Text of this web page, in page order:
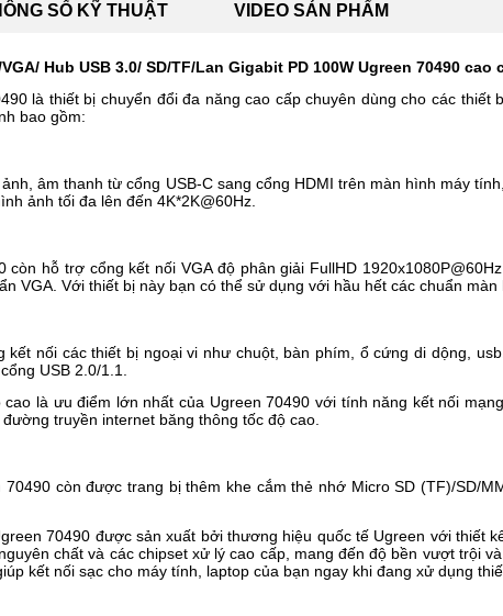
SỐ KỸ THUẬT VIDEO SẢN PHẨM
Hub USB 3.0/ SD/TF/Lan Gigabit PD 100W Ugreen 70490 cao
là thiết bị chuyển đổi đa năng cao cấp chuyên dùng cho các
bao gồm:
âm thanh từ cổng USB-C sang cổng HDMI trên màn hình máy
ảnh tối đa lên đến 4K*2K@60Hz.
còn hỗ trợ cổng kết nối VGA độ phân giải FullHD
VGA. Với thiết bị này bạn có thể sử dụng với hầu hết các chuẩn màn
kết nối các thiết bị ngoại vi như chuột, bàn phím, ổ cứng di dộng,
USB 2.0/1.1.
là ưu điểm lớn nhất của Ugreen 70490 với tính năng kết nối
truyền internet băng thông tốc độ cao.
còn được trang bị thêm khe cắm thẻ nhớ Micro SD (TF)/SD/
70490 được sản xuất bởi thương hiệu quốc tế Ugreen với thiết
chất và các chipset xử lý cao cấp, mang đến độ bền vượt trội
kết nối sạc cho máy tính, laptop của bạn ngay khi đang xử dụng